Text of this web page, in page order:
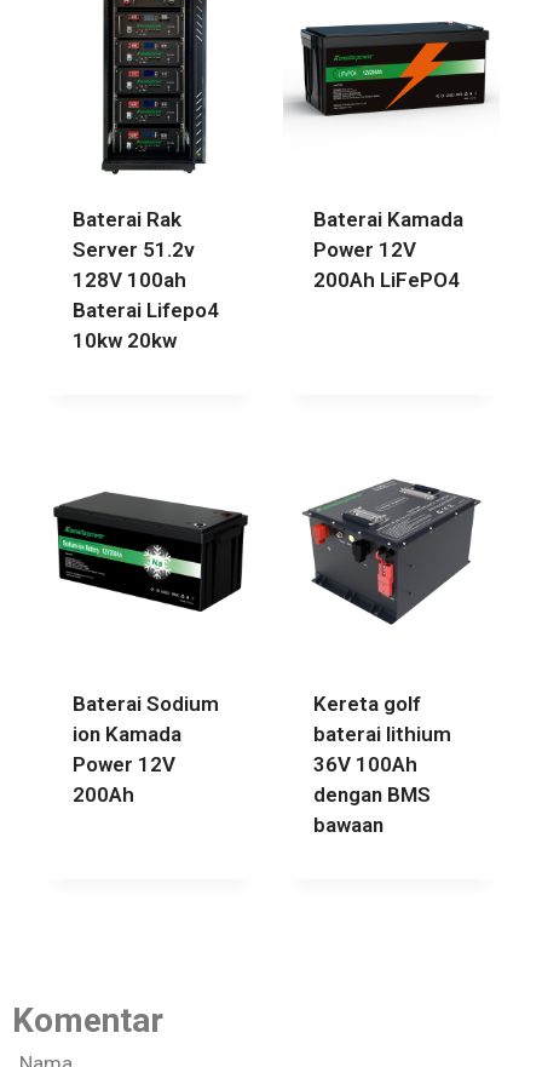
Baterai Rak
Server 51.2v
128V 100ah
Baterai Lifepo4
10kw 20kw
Baterai Kamada
Power 12V
200Ah LiFePO4
Baterai Sodium
ion Kamada
Power 12V
200Ah
Kereta golf
baterai lithium
36V 100Ah
dengan BMS
bawaan
Komentar